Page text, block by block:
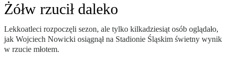
Żółw rzucił daleko
Lekkoatleci rozpoczęli sezon, ale tylko kilkadziesiąt osób oglądało,
jak Wojciech Nowicki osiągnął na Stadionie Śląskim świetny wynik
w rzucie młotem.